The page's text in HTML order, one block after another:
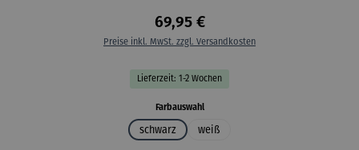
69,95 €
Preise inkl. MwSt. zzgl. Versandkosten
Lieferzeit: 1-2 Wochen
Farbauswahlauswählen
schwarz weiß